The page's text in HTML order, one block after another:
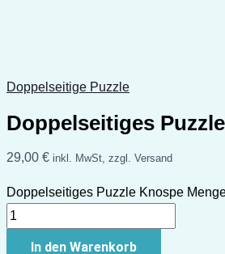
Doppelseitige Puzzle
Doppelseitiges
29,00 € inkl. MwSt, zzgl. Versand
Doppelseitiges Puzzle Knospe
In den Warenkorb